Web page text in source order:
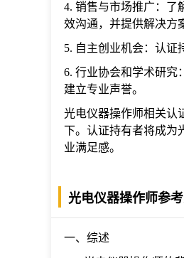
4. 销售与市场推广：了
效沟通，并提供解决方
5. 自主创业机会：认证
6. 行业协会和学术研究
建立专业声誉。
光电仪器操作师相关认
下。认证持有者将成为
业满足感。
光电仪器操作师参
一、综述